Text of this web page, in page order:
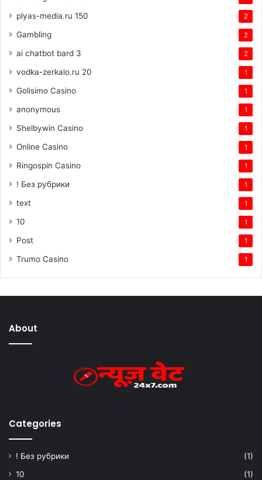
plyas-media.ru 150 2
Gambling 2
ai chatbot bard 3 2
vodka-zerkalo.ru 20 1
Golisimo Casino 1
anonymous 1
Shelbywin Casino 1
Online Casino 1
Ringospin Casino 1
! Без рубрики 1
text 1
10 1
Post 1
Trumo Casino 1
About
Categories
! Без рубрики
(1)
10
(1)